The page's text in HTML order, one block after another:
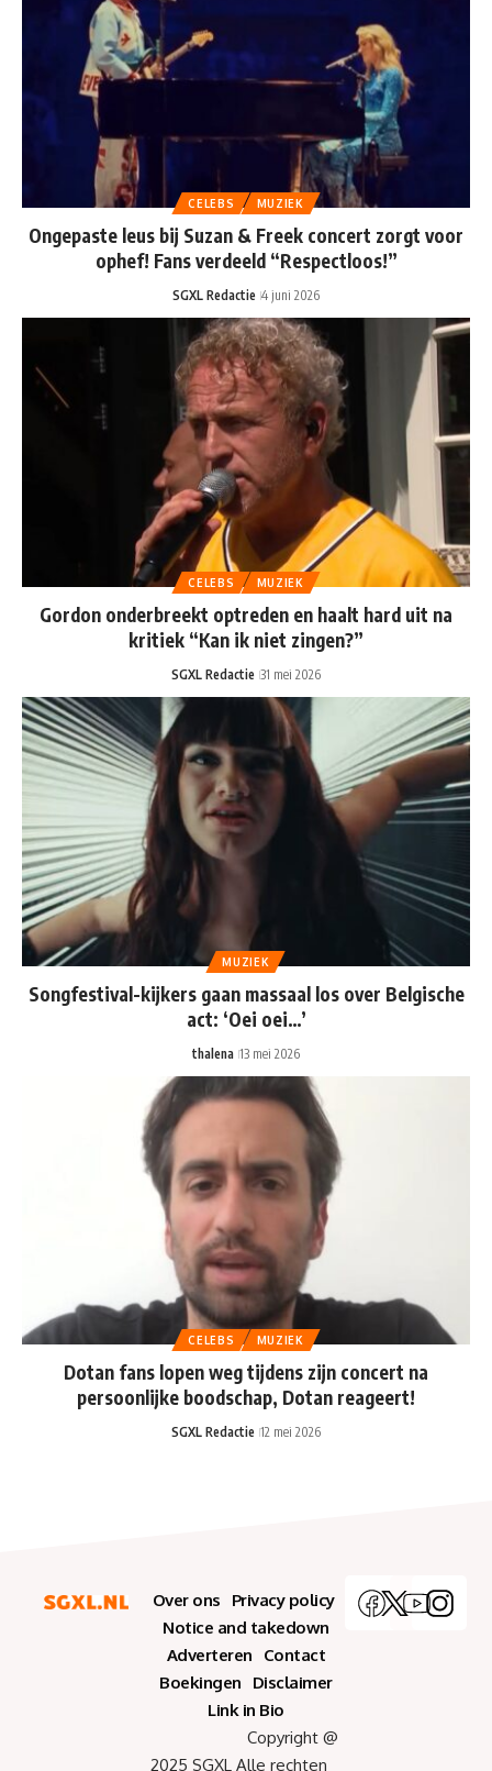
CELEBS MUZIEK
Ongepaste leus bij Suzan & Freek concert zorgt voor
ophef! Fans verdeeld “Respectloos!”
SGXL Redactie 4 juni 2026
CELEBS MUZIEK
Gordon onderbreekt optreden en haalt hard uit na
kritiek “Kan ik niet zingen?”
SGXL Redactie 31 mei 2026
MUZIEK
Songfestival-kijkers gaan massaal los over Belgische
act: ‘Oei oei…’
thalena 13 mei 2026
CELEBS MUZIEK
Dotan fans lopen weg tijdens zijn concert na
persoonlijke boodschap, Dotan reageert!
SGXL Redactie 12 mei 2026
Over ons
Privacy policy
Notice and takedown
Adverteren
Contact
Boekingen
Disclaimer
Link in Bio
Copyright @
2025 SGXL Alle rechten